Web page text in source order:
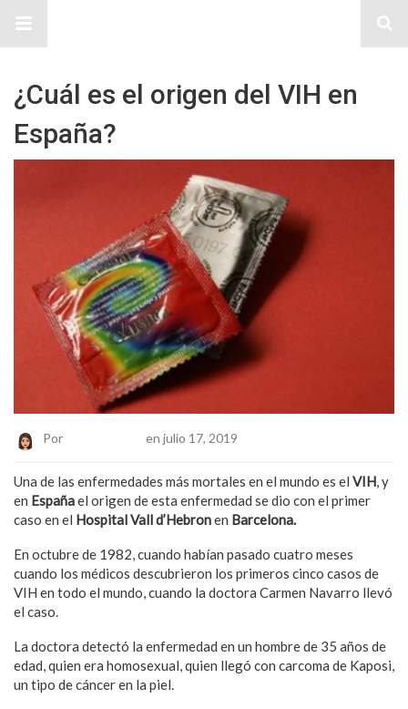
¿Cuál es el origen del VIH en
España?
Por en julio 17, 2019
Una de las enfermedades más mortales en el mundo es el VIH, y
en Españael origen de esta enfermedad se dio con el primer
caso en el Hospital Vall d’Hebronen Barcelona.
En octubre de 1982, cuando habían pasado cuatro meses
cuando los médicos descubrieron los primeros cinco casos de
VIH en todo el mundo, cuando la doctora Carmen Navarro llevó
el caso.
La doctora detectó la enfermedad en un hombre de 35 años de
edad, quien era homosexual, quien llegó con carcoma de Kaposi,
un tipo de cáncer en la piel.